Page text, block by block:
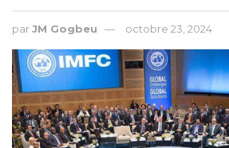
parJM Gogbeu octobre 23, 2024